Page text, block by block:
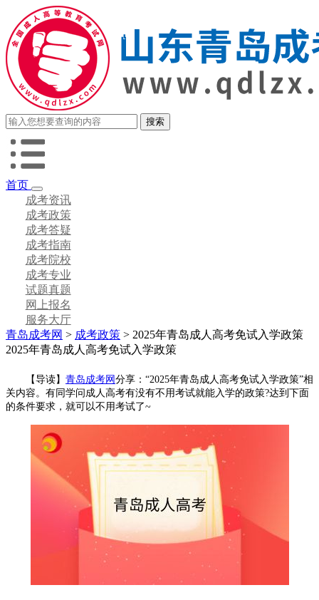
首页
成考资讯
成考政策
成考答疑
成考指南
成考院校
成考专业
试题真题
网上报名
服务大厅
青岛成考网 > 成考政策 > 2025年青岛成人高考免试入学政策
2025年青岛成人高考免试入学政策
【导读】 青岛成考网 分享：“2025年青岛成人高考免试入学政策”相
关内容。有同学问成人高考有没有不用考试就能入学的政策?达到下面
的条件要求，就可以不用考试了~